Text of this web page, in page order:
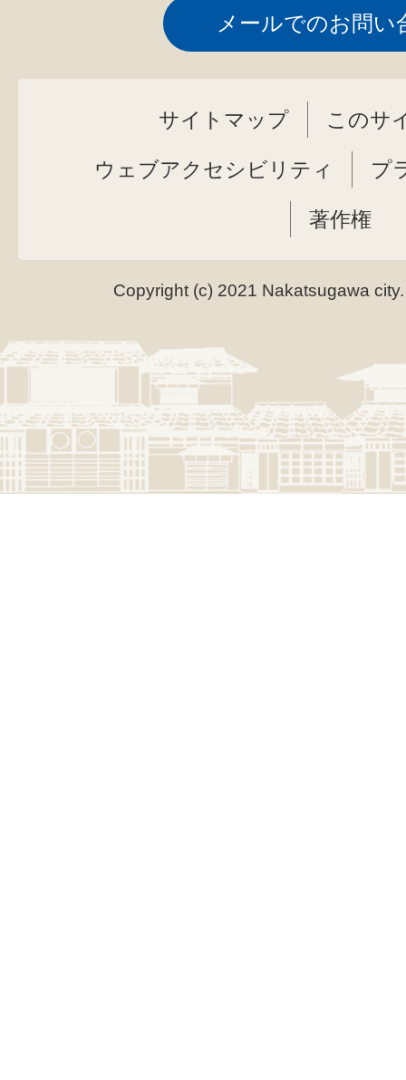
メールでのお問い
サイトマップ このサ
ウェブアクセシビリティ プ
著作権
Copyright (c) 2021 Nakatsugawa